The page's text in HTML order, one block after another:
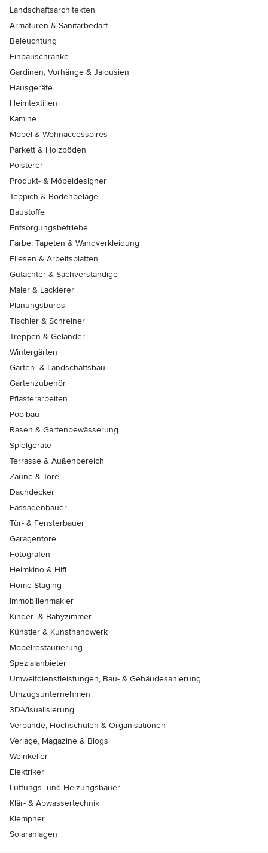
Landschaftsarchitekten
Armaturen & Sanitärbedarf
Beleuchtung
Einbauschränke
Gardinen, Vorhänge & Jalousien
Hausgeräte
Heimtextilien
Kamine
Möbel & Wohnaccessoires
Parkett & Holzböden
Polsterer
Produkt- & Möbeldesigner
Teppich & Bodenbeläge
Baustoffe
Entsorgungsbetriebe
Farbe, Tapeten & Wandverkleidung
Fliesen & Arbeitsplatten
Gutachter & Sachverständige
Maler & Lackierer
Planungsbüros
Tischler & Schreiner
Treppen & Geländer
Wintergärten
Garten- & Landschaftsbau
Gartenzubehör
Pflasterarbeiten
Poolbau
Rasen & Gartenbewässerung
Spielgeräte
Terrasse & Außenbereich
Zäune & Tore
Dachdecker
Fassadenbauer
Tür- & Fensterbauer
Garagentore
Fotografen
Heimkino & Hifi
Home Staging
Immobilienmakler
Kinder- & Babyzimmer
Künstler & Kunsthandwerk
Möbelrestaurierung
Spezialanbieter
Umweltdienstleistungen, Bau- & Gebäudesanierung
Umzugsunternehmen
3D-Visualisierung
Verbände, Hochschulen & Organisationen
Verlage, Magazine & Blogs
Weinkeller
Elektriker
Lüftungs- und Heizungsbauer
Klär- & Abwassertechnik
Klempner
Solaranlagen